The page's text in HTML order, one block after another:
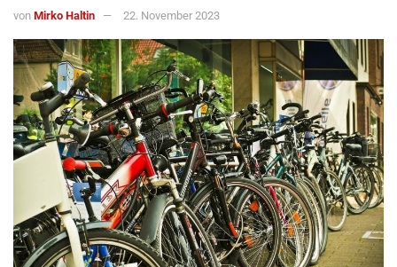
von Mirko Haltin 22. November 2023